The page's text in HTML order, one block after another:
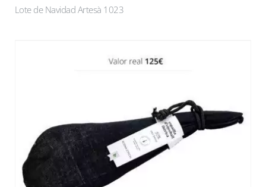
Lote de Navidad Artesà 1023